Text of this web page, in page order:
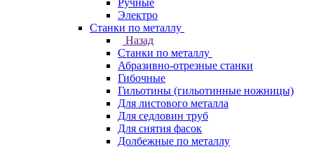
Ручные
Электро
Станки по металлу
Назад
Станки по металлу
Абразивно-отрезные станки
Гибочные
Гильотины (гильотинные ножницы)
Для листового металла
Для седловин труб
Для снятия фасок
Долбежные по металлу